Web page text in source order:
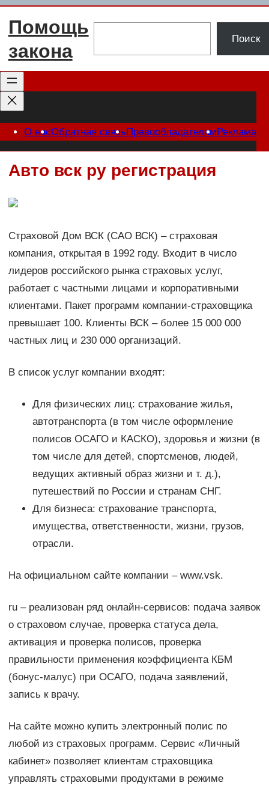
Перейти
Помощь
закона
Поиск
О насОбратная связьПравообладателямРеклама
Авто вск ру регистрация
Страховой Дом ВСК (САО ВСК) – страховая
компания, открытая в 1992 году. Входит в число
лидеров российского рынка страховых услуг,
работает с частными лицами и корпоративными
клиентами. Пакет программ компании-страховщика
превышает 100. Клиенты ВСК – более 15 000 000
частных лиц и 230 000 организаций.
В список услуг компании входят:
Для физических лиц: страхование жилья,
автотранспорта (в том числе оформление
полисов ОСАГО и КАСКО), здоровья и жизни (в
том числе для детей, спортсменов, людей,
ведущих активный образ жизни и т. д.),
путешествий по России и странам СНГ.
Для бизнеса: страхование транспорта,
имущества, ответственности, жизни, грузов,
отрасли.
На официальном сайте компании – www.vsk.
ru – реализован ряд онлайн-сервисов: подача заявок
о страховом случае, проверка статуса дела,
активация и проверка полисов, проверка
правильности применения коэффициента КБМ
(бонус-малус) при ОСАГО, подача заявлений,
запись к врачу.
На сайте можно купить электронный полис по
любой из страховых программ. Сервис «Личный
кабинет» позволяет клиентам страховщика
управлять страховыми продуктами в режиме